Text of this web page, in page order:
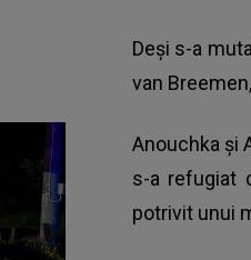
Deşi s-a
van
Anouchka şi
s-a refugiat
potrivit unui